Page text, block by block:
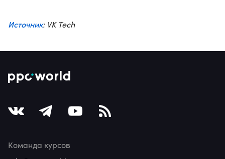
Источник: VK Tech
Команда курсов